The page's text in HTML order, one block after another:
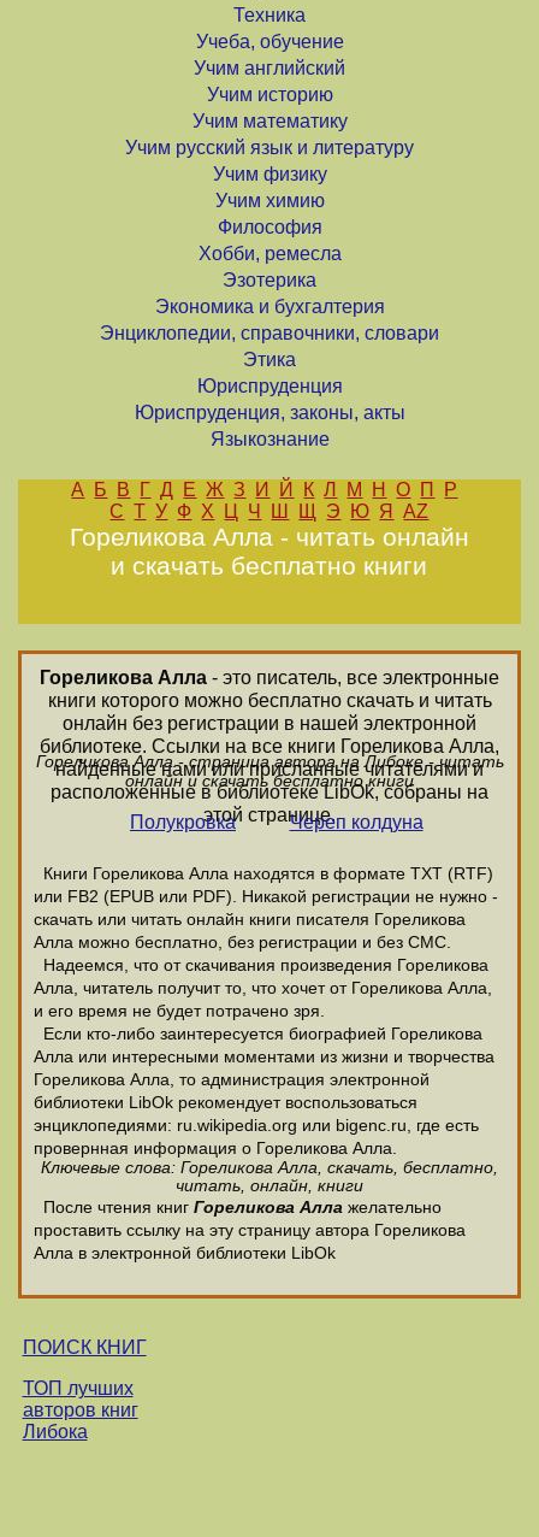
Техника
Учеба, обучение
Учим английский
Учим историю
Учим математику
Учим русский язык и литературу
Учим физику
Учим химию
Философия
Хобби, ремесла
Эзотерика
Экономика и бухгалтерия
Энциклопедии, справочники, словари
Этика
Юриспруденция
Юриспруденция, законы, акты
Языкознание
А Б В Г Д Е Ж З И Й К Л М Н О П
Р
С Т У Ф Х Ц Ч Ш Щ Э Ю Я AZ
Гореликова Алла - читать онлайн
и скачать бесплатно книги
Гореликова Алла - это писатель, все электронные
книги которого можно бесплатно скачать и читать
онлайн без регистрации в нашей электронной
библиотеке. Ссылки на все книги Гореликова Алла,
найденные нами или присланные читателями и
расположенные в библиотеке LibOk, собраны на
этой странице.
Гореликова Алла - страница автора на Либоке - читать
онлайн и скачать бесплатно книги
Полукровка Череп колдуна
Книги Гореликова Алла находятся в формате ТХТ (RTF)
или FB2 (EPUB или PDF). Никакой регистрации не нужно -
скачать или читать онлайн книги писателя Гореликова
Алла можно бесплатно, без регистрации и без СМС.
Надеемся, что от скачивания произведения Гореликова
Алла, читатель получит то, что хочет от Гореликова Алла,
и его время не будет потрачено зря.
Если кто-либо заинтересуется биографией Гореликова
Алла или интересными моментами из жизни и творчества
Гореликова Алла, то администрация электронной
библиотеки LibOk рекомендует воспользоваться
энциклопедиями: ru.wikipedia.org или bigenc.ru, где есть
провернная информация о Гореликова Алла.
Ключевые слова: Гореликова Алла, скачать, бесплатно,
читать, онлайн, книги
После чтения книг Гореликова Алла желательно
проставить ссылку на эту страницу автора Гореликова
Алла в электронной библиотеки LibOk
ПОИСК КНИГ
ТОП лучших
авторов книг
Либока